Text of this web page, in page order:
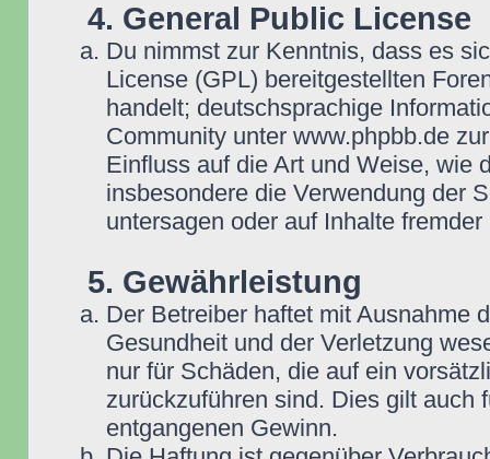
4. General Public License
Du nimmst zur Kenntnis, dass es
License (GPL) bereitgestellten
handelt; deutschsprachige
Community unter www.phpbb.de
Einfluss auf die Art und Weise, wie
insbesondere die Verwendung der
untersagen oder auf Inhalte
5. Gewährleistung
Der Betreiber haftet mit Ausnahme
Gesundheit und der Verletzung
nur für Schäden, die auf ein
zurückzuführen sind. Dies gilt auch
entgangenen Gewinn.